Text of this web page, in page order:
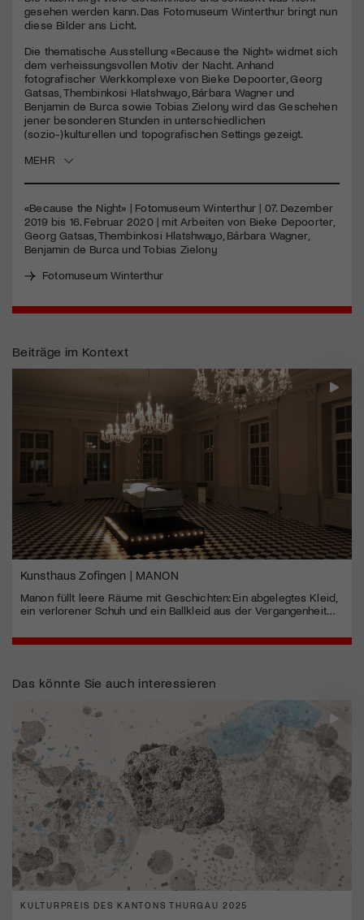
seconds
gesehen werden kann. Das Fotomuseum Winterthur bringt nun
diese Bilder ans Licht.
Die thematische Ausstellung «Because the Night» widmet sich
dem verheissungsvollen Motiv der Nacht. Anhand
fotografischer Werkkomplexe von Bieke Depoorter, Georg
Gatsas, Thembinkosi Hlatshwayo, Bárbara Wagner und
Benjamin de Burca sowie Tobias Zielony wird das Geschehen
jener besonderen Stunden in unterschiedlichen
(sozio-)kulturellen und topografischen Settings gezeigt.
MEHR
«Because the Night» | Fotomuseum Winterthur | 07. Dezember
2019 bis 16. Februar 2020 | mit Arbeiten von Bieke Depoorter,
Georg Gatsas, Thembinkosi Hlatshwayo, Bárbara Wagner,
Benjamin de Burca und Tobias Zielony
Fotomuseum Winterthur
Beiträge im Kontext
Kunsthaus Zofingen | MANON
Manon füllt leere Räume mit Geschichten: Ein abgelegtes Kleid,
ein verlorener Schuh und ein Ballkleid aus der Vergangenheit…
Das könnte Sie auch interessieren
KULTURPREIS DES KANTONS THURGAU 2025